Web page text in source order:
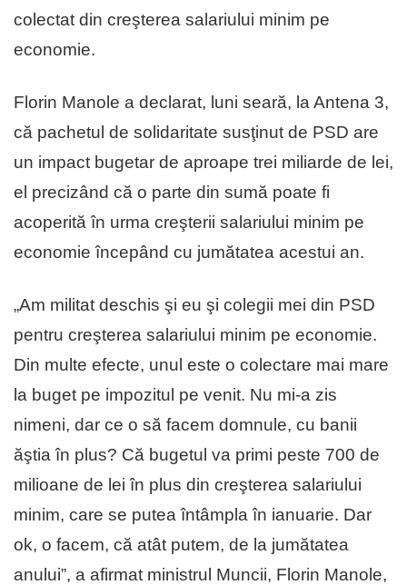
colectat din creşterea salariului minim pe
economie.
Florin Manole a declarat, luni seară, la Antena 3,
că pachetul de solidaritate susţinut de PSD are
un impact bugetar de aproape trei miliarde de lei,
el precizând că o parte din sumă poate fi
acoperită în urma creşterii salariului minim pe
economie începând cu jumătatea acestui an.
„Am militat deschis şi eu şi colegii mei din PSD
pentru creşterea salariului minim pe economie.
Din multe efecte, unul este o colectare mai mare
la buget pe impozitul pe venit. Nu mi-a zis
nimeni, dar ce o să facem domnule, cu banii
ăştia în plus? Că bugetul va primi peste 700 de
milioane de lei în plus din creşterea salariului
minim, care se putea întâmpla în ianuarie. Dar
ok, o facem, că atât putem, de la jumătatea
anului”, a afirmat ministrul Muncii, Florin Manole,